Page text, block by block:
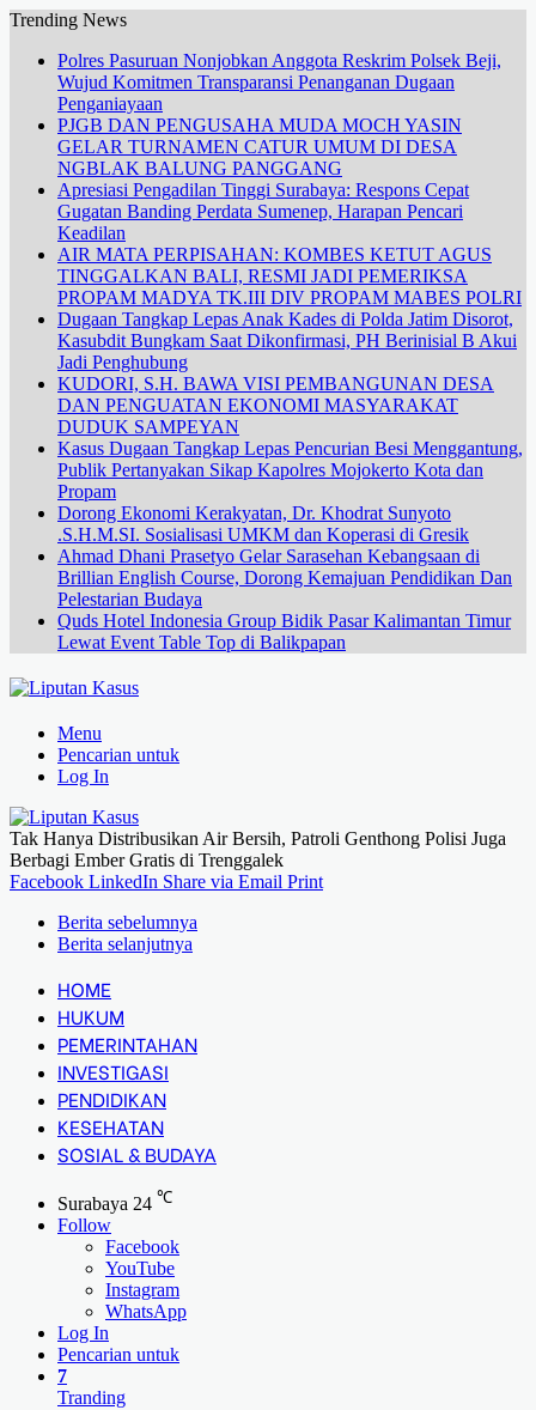
Trending News
Polres Pasuruan Nonjobkan Anggota Reskrim Polsek Beji,
Wujud Komitmen Transparansi Penanganan Dugaan
Penganiayaan
PJGB DAN PENGUSAHA MUDA MOCH YASIN
GELAR TURNAMEN CATUR UMUM DI DESA
NGBLAK BALUNG PANGGANG
Apresiasi Pengadilan Tinggi Surabaya: Respons Cepat
Gugatan Banding Perdata Sumenep, Harapan Pencari
Keadilan
AIR MATA PERPISAHAN: KOMBES KETUT AGUS
TINGGALKAN BALI, RESMI JADI PEMERIKSA
PROPAM MADYA TK.III DIV PROPAM MABES POLRI
Dugaan Tangkap Lepas Anak Kades di Polda Jatim Disorot,
Kasubdit Bungkam Saat Dikonfirmasi, PH Berinisial B Akui
Jadi Penghubung
KUDORI, S.H. BAWA VISI PEMBANGUNAN DESA
DAN PENGUATAN EKONOMI MASYARAKAT
DUDUK SAMPEYAN
Kasus Dugaan Tangkap Lepas Pencurian Besi Menggantung,
Publik Pertanyakan Sikap Kapolres Mojokerto Kota dan
Propam
Dorong Ekonomi Kerakyatan, Dr. Khodrat Sunyoto
.S.H.M.SI. Sosialisasi UMKM dan Koperasi di Gresik
Ahmad Dhani Prasetyo Gelar Sarasehan Kebangsaan di
Brillian English Course, Dorong Kemajuan Pendidikan Dan
Pelestarian Budaya
Quds Hotel Indonesia Group Bidik Pasar Kalimantan Timur
Lewat Event Table Top di Balikpapan
Menu
Pencarian untuk
Log In
Tak Hanya Distribusikan Air Bersih, Patroli Genthong Polisi Juga
Berbagi Ember Gratis di Trenggalek
Facebook LinkedIn Share via Email Print
Berita sebelumnya
Berita selanjutnya
HOME
HUKUM
PEMERINTAHAN
INVESTIGASI
PENDIDIKAN
KESEHATAN
SOSIAL & BUDAYA
Surabaya 24 ℃
Follow
Facebook
YouTube
Instagram
WhatsApp
Log In
Pencarian untuk
7
Tranding